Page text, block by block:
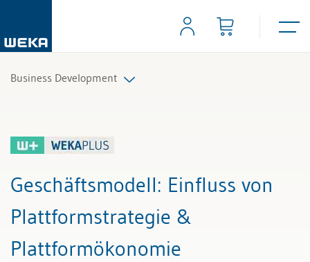
Business Development
Geschäftsmodell: Einfluss von
Plattformstrategie &
Plattformökonomie